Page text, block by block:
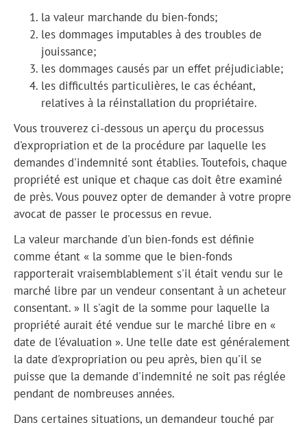
la valeur marchande du bien-fonds;
les dommages imputables à des troubles de
jouissance;
les dommages causés par un effet préjudiciable;
les difficultés particulières, le cas échéant,
relatives à la réinstallation du propriétaire.
Vous trouverez ci-dessous un aperçu du processus
d'expropriation et de la procédure par laquelle les
demandes d'indemnité sont établies. Toutefois, chaque
propriété est unique et chaque cas doit être examiné
de près. Vous pouvez opter de demander à votre propre
avocat de passer le processus en revue.
La valeur marchande d'un bien-fonds est définie
comme étant « la somme que le bien-fonds
rapporterait vraisemblablement s'il était vendu sur le
marché libre par un vendeur consentant à un acheteur
consentant. » Il s'agit de la somme pour laquelle la
propriété aurait été vendue sur le marché libre en «
date de l'évaluation ». Une telle date est généralement
la date d'expropriation ou peu après, bien qu'il se
puisse que la demande d'indemnité ne soit pas réglée
pendant de nombreuses années.
Dans certaines situations, un demandeur touché par